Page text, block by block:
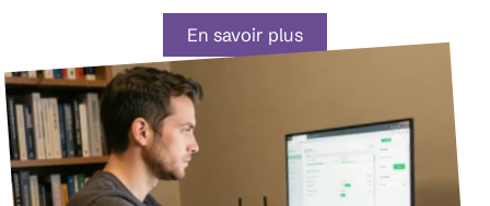
En savoir plus